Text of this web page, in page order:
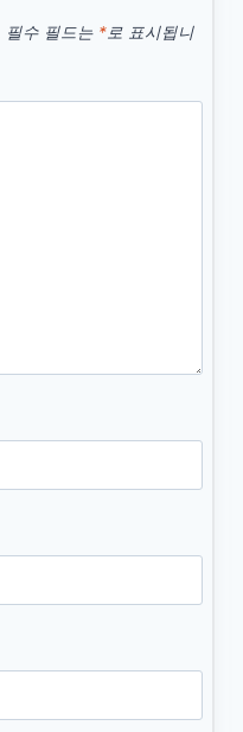
필수 필드는 *로 표시됩니